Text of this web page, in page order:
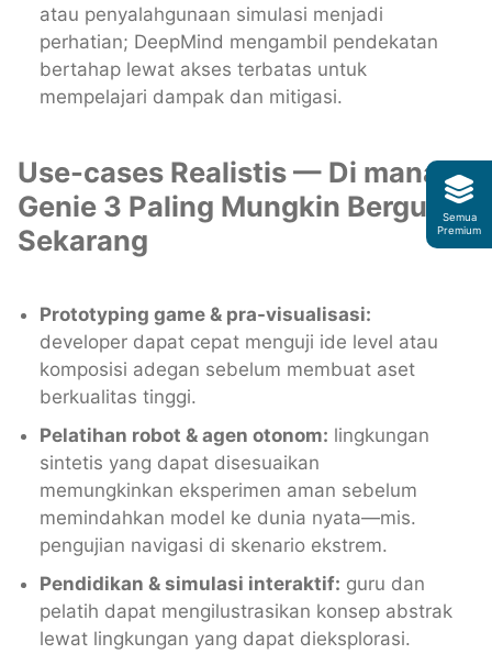
atau penyalahgunaan simulasi menjadi
perhatian; DeepMind mengambil pendekatan
bertahap lewat akses terbatas untuk
mempelajari dampak dan mitigasi.
Use-cases Realistis — Di mana
Genie 3 Paling Mungkin Berguna
Sekarang
Prototyping game & pra-visualisasi:
developer dapat cepat menguji ide level atau
komposisi adegan sebelum membuat aset
berkualitas tinggi.
Pelatihan robot & agen otonom: lingkungan
sintetis yang dapat disesuaikan
memungkinkan eksperimen aman sebelum
memindahkan model ke dunia nyata—mis.
pengujian navigasi di skenario ekstrem.
Pendidikan & simulasi interaktif: guru dan
pelatih dapat mengilustrasikan konsep abstrak
lewat lingkungan yang dapat dieksplorasi.
Semua
Premium